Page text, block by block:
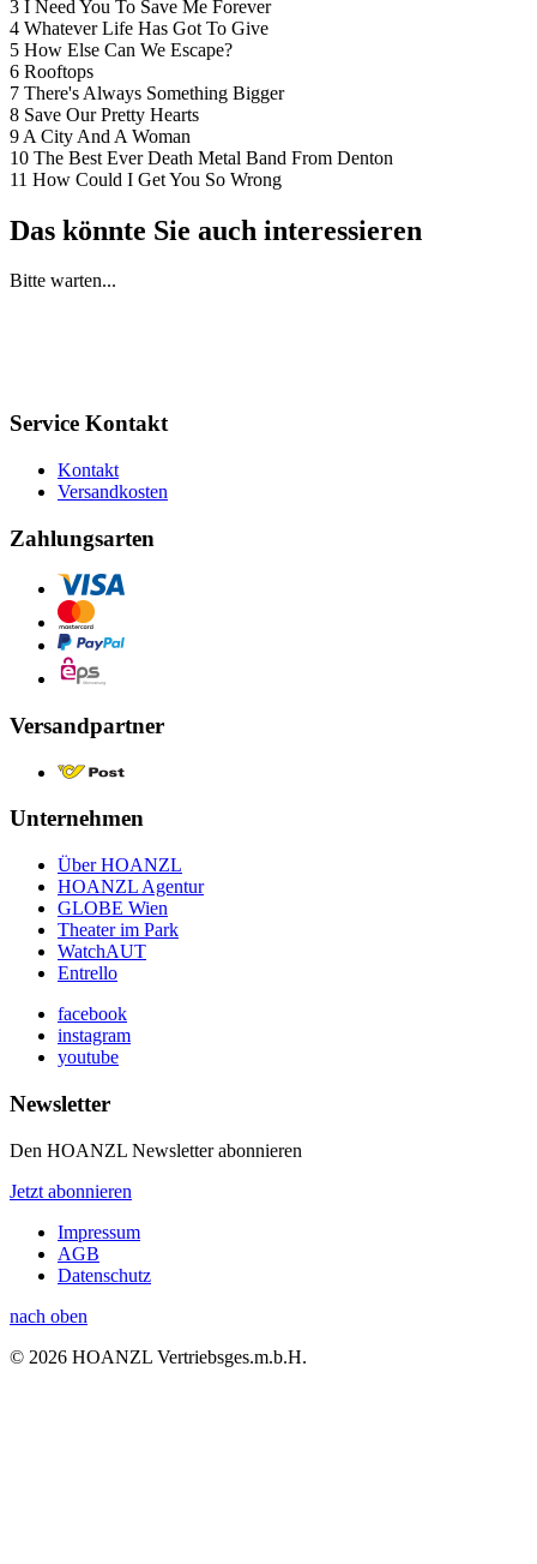
3 I Need You To Save Me Forever
4 Whatever Life Has Got To Give
5 How Else Can We Escape?
6 Rooftops
7 There's Always Something Bigger
8 Save Our Pretty Hearts
9 A City And A Woman
10 The Best Ever Death Metal Band From Denton
11 How Could I Get You So Wrong
Das könnte Sie auch interessieren
Bitte warten...
Service Kontakt
Kontakt
Versandkosten
Zahlungsarten
Versandpartner
Unternehmen
Über HOANZL
HOANZL Agentur
GLOBE Wien
Theater im Park
WatchAUT
Entrello
facebook
instagram
youtube
Newsletter
Den HOANZL Newsletter abonnieren
Jetzt abonnieren
Impressum
AGB
Datenschutz
nach oben
© 2026 HOANZL Vertriebsges.m.b.H.